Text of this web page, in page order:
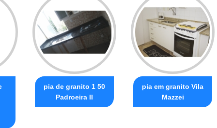
pia de granito 1 50
Padroeira II
pia em granito Vila
Mazzei